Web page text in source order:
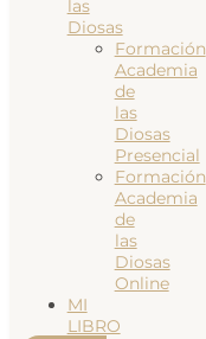
las
Diosas
Formación
Academia
de
las
Diosas
Presencial
Formación
Academia
de
las
Diosas
Online
MI
LIBRO